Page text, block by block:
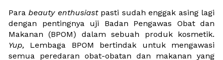
Para beauty enthusiast pasti sudah enggak asing lagi
dengan pentingnya uji Badan Pengawas Obat dan
Makanan (BPOM)
Yup, Lembaga BPOM bertindak untuk mengawasi
semua peredaran obat-obatan dan makanan yang